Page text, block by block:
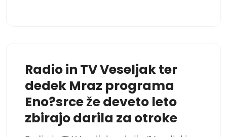
Radio in TV Veseljak ter
dedek Mraz programa
Eno?srce že deveto leto
zbirajo darila za otroke